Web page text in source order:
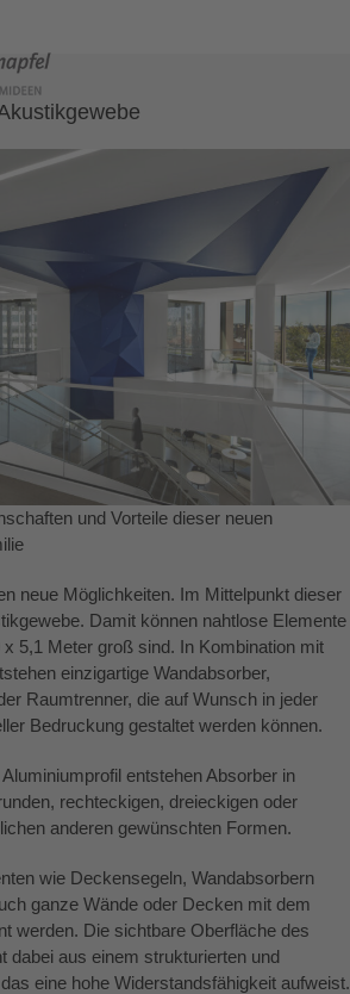
und Vorteile dieser neuen
neue Möglichkeiten. Im Mittelpunkt dieser
Damit können nahtlose Elemente
5,1 Meter groß sind. In Kombination mit
einzigartige Wandabsorber,
Raumtrenner, die auf Wunsch in jeder
Bedruckung gestaltet werden können.
entstehen Absorber in
rechteckigen, dreieckigen oder
anderen gewünschten Formen.
wie Deckensegeln, Wandabsorbern
ganze Wände oder Decken mit dem
werden. Die sichtbare Oberfläche des
dabei aus einem strukturierten und
eine hohe Widerstandsfähigkeit aufweist.